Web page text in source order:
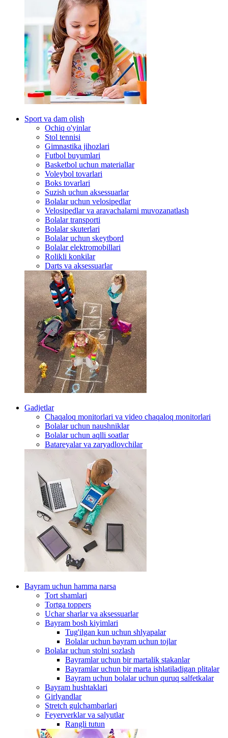
Sport va dam olish
Ochiq o'yinlar
Stol tennisi
Gimnastika jihozlari
Futbol buyumlari
Basketbol uchun materiallar
Voleybol tovarlari
Boks tovarlari
Suzish uchun aksessuarlar
Bolalar uchun velosipedlar
Velosipedlar va aravachalarni muvozanatlash
Bolalar transporti
Bolalar skuterlari
Bolalar uchun skeytbord
Bolalar elektromobillari
Rolikli konkilar
Darts va aksessuarlar
Gadjetlar
Chaqaloq monitorlari va video chaqaloq monitorlari
Bolalar uchun naushniklar
Bolalar uchun aqlli soatlar
Batareyalar va zaryadlovchilar
Bayram uchun hamma narsa
Tort shamlari
Tortga toppers
Uchar sharlar va aksessuarlar
Bayram bosh kiyimlari
Tug'ilgan kun uchun shlyapalar
Bolalar uchun bayram uchun tojlar
Bolalar uchun stolni sozlash
Bayramlar uchun bir martalik stakanlar
Bayramlar uchun bir marta ishlatiladigan plitalar
Bayram uchun bolalar uchun quruq salfetkalar
Bayram hushtaklari
Girlyandlar
Stretch gulchambarlari
Feyerverklar va salyutlar
Rangli tutun